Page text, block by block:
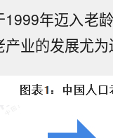
年迈入老
业的发展尤为